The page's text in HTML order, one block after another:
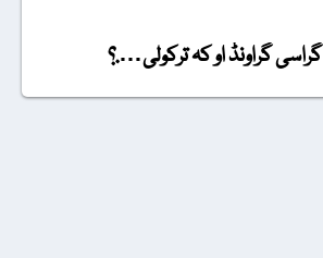
گراسی گراونڈ او کہ ترکولی….؟